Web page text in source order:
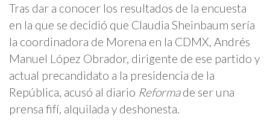
Tras dar a conocer los resultados de la encuesta
en la que se decidió que Claudia Sheinbaum sería
la coordinadora de Morena en la CDMX, Andrés
Manuel López Obrador, dirigente de ese partido y
actual precandidato a la presidencia de la
República, acusó al diario Reformade ser una
prensa fifí, alquilada y deshonesta.